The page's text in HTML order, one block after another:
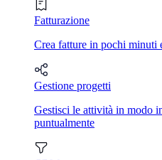
Fatturazione
Crea fatture in pochi minuti
Gestione progetti
Gestisci le attività in modo
puntualmente